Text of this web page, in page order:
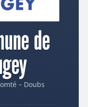
de
– Doubs